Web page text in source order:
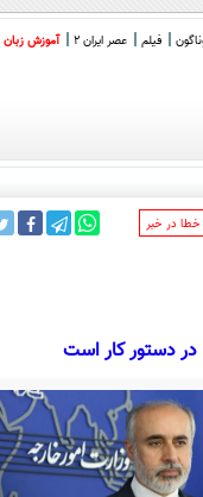
فیلم عصر ایران 2 آموزش زبان
در خبر
در دستور کار است